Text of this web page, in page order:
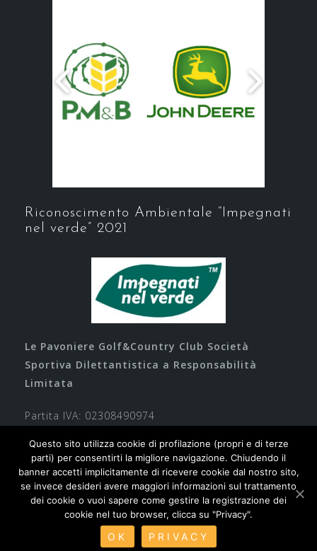
Riconoscimento Ambientale “Impegnati
nel verde” 2021
Le Pavoniere Golf&Country Club Società
Sportiva Dilettantistica a Responsabilità
Limitata
Partita IVA: 02308490974
Contatti Privacy
Cookie
Safeguarding
Questo sito utilizza cookie di profilazione (propri e di terze
parti) per consentirti la migliore navigazione. Chiudendo il
banner accetti implicitamente di ricevere cookie dal nostro sito,
se invece desideri avere maggiori informazioni sul trattamento
dei cookie o vuoi sapere come gestire la registrazione dei
cookie nel tuo browser, clicca su "Privacy".
OK PRIVACY